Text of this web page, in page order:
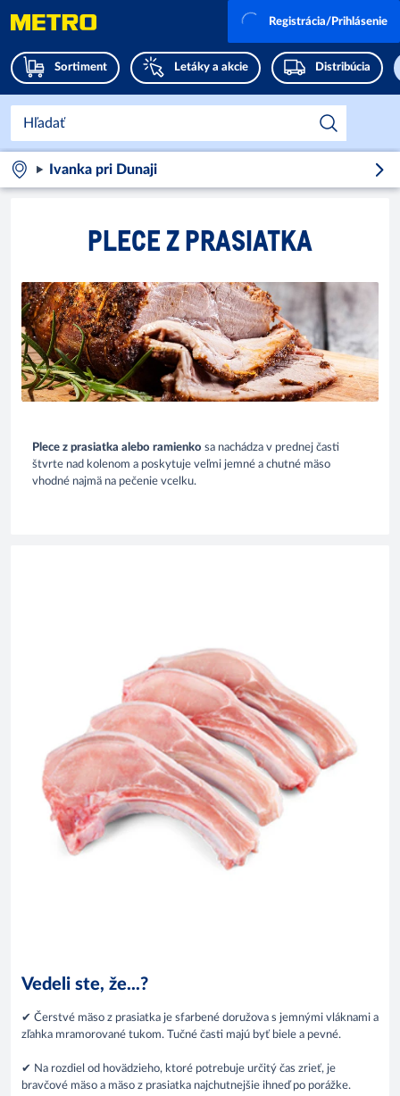
Sortiment Letáky a akcie Distribúcia
Registrácia/Prihlásenie
Ivanka pri Dunaji
PLECE Z PRASIATKA
Plece z prasiatka alebo ramienko sa nachádza v prednej časti
štvrte nad kolenom a poskytuje veľmi jemné a chutné mäso
vhodné najmä na pečenie vcelku.
Vedeli ste, že...?
✔ Čerstvé mäso z prasiatka je sfarbené doružova s jemnými vláknami a
zľahka mramorované tukom. Tučné časti majú byť biele a pevné.
✔ Na rozdiel od hovädzieho, ktoré potrebuje určitý čas zrieť, je
bravčové mäso a mäso z prasiatka najchutnejšie ihneď po porážke.